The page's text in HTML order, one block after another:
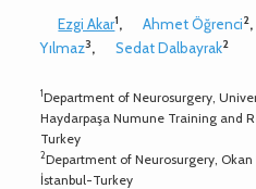
Ezgi Akar1, Ahmet Öğrenci2,
Yılmaz3, Sedat Dalbayrak2
1Department of Neurosurgery,
Haydarpaşa Numune Training and
Turkey
2Department of Neurosurgery,
İstanbul-Turkey